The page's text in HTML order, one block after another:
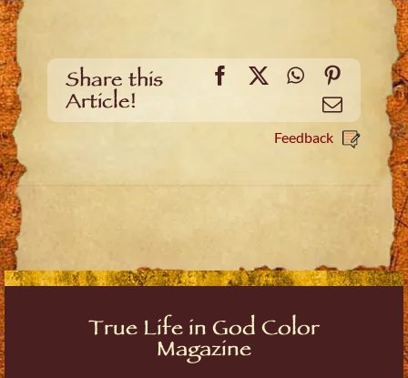
Share this
Article!
Facebook
X WhatsApp
Email
Feedback
True Life in God Color
Magazine